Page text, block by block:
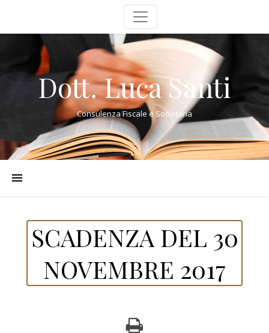
Dott. Luca Santi
Consulenza Fiscale e Societaria
SCADENZA DEL 30
NOVEMBRE 2017